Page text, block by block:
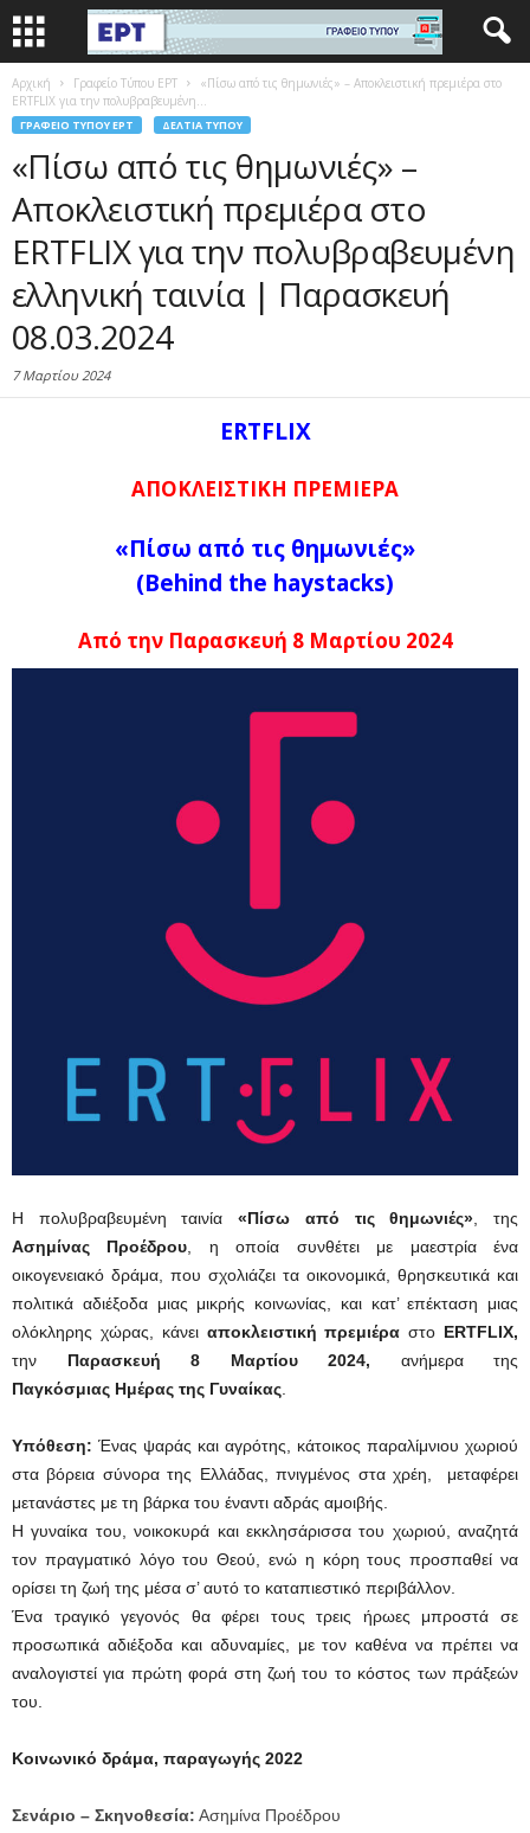
Αρχική Γραφείο Τύπου ΕΡΤ
«Πίσω από τις θημωνιές» – Αποκλειστική πρεμιέρα στο
ERTFLIX για την πολυβραβευμένη...
ΓΡΑΦΕΊΟ ΤΎΠΟΥ ΕΡΤ ΔΕΛΤΊΑ ΤΎΠΟΥ
«Πίσω από τις θημωνιές» –
Αποκλειστική πρεμιέρα στο
ERTFLIX για την πολυβραβευμένη
ελληνική ταινία | Παρασκευή
08.03.2024
7 Μαρτίου 2024
ERTFLIX
ΑΠΟΚΛΕΙΣΤΙΚΗ ΠΡΕΜΙΕΡΑ
«Πίσω από τις θημωνιές»
(Behind the haystacks)
Από την Παρασκευή 8 Μαρτίου 2024
Η πολυβραβευμένη ταινία«Πίσω από τις θημωνιές» , της
Ασημίνας Προέδρου , η οποία συνθέτει με μαεστρία ένα
οικογενειακό δράμα, που σχολιάζει τα οικονομικά, θρησκευτικά και
πολιτικά αδιέξοδα μιας μικρής κοινωνίας, και κατ’ επέκταση μιας
ολόκληρης χώρας, κάνει αποκλειστικήπρεμιέραστο ERTFLIX,
την Παρασκευή 8 Μαρτίου 2024, ανήμερα της
Παγκόσμιας Ημέρας της Γυναίκας
Υπόθεση: Ένας ψαράς και αγρότης, κάτοικος παραλίμνιου χωριού
στα βόρεια σύνορα της Ελλάδας, πνιγμένος στα χρέη, μεταφέρει
μετανάστες με τη βάρκα του έναντι αδράς αμοιβής.
Η γυναίκα του, νοικοκυρά και εκκλησάρισσα του χωριού, αναζητά
τον πραγματικό λόγο του Θεού, ενώ η κόρη τους προσπαθεί να
ορίσει τη ζωή της μέσα σ’ αυτό το καταπιεστικό περιβάλλον.
Ένα τραγικό γεγονός θα φέρει τους τρεις ήρωες μπροστά σε
προσωπικά αδιέξοδα και αδυναμίες, με τον καθένα να πρέπει να
αναλογιστεί για πρώτη φορά στη ζωή του το κόστος των πράξεών
του.
Κοινωνικό δράμα, παραγωγής 2022
Σενάριο – Σκηνοθεσία: Ασημίνα Προέδρου